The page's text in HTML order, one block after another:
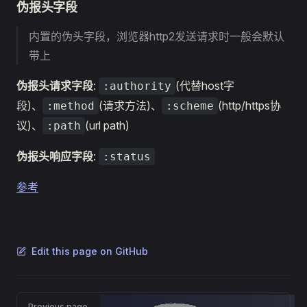
伪报头字段
内置的伪头字段，浏览器http2发送请求时一般会默认
带上
伪报头请求字段: :authority (代替host字
段)、
:method (请求方法)、 :scheme (http/https协
议)、
:path (url path)
伪报头响应字段: :status
参考
Edit this page on GitHub
Pager